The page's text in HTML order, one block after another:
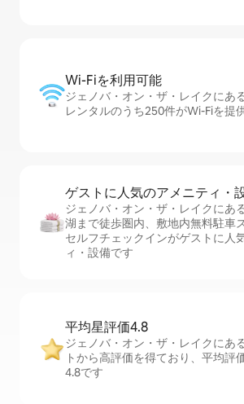
Wi-Fiを利⁠用⁠可⁠能
ジェノバ・オン・ザ・レイクにあ
レンタルのうち250件がWi-Fiを提
ゲストに人⁠気⁠のア⁠メ⁠ニ⁠テ⁠ィ・
ジェノバ・オン・ザ・レイクにあ
湖まで徒歩圏内、敷地内無料駐⁠車
セ⁠ル⁠フチ⁠ェ⁠ッ⁠ク⁠イ⁠ンがゲストに人
ィ・設備です
平均星評価4.8
ジェノバ・オン・ザ・レイクにあ
トから高評価を得ており、平均評
4.8です